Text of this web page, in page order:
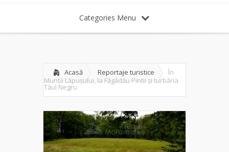
Categories Menu
Acasă Reportaje turistice
În
Munții Lăpușului, la Făgădău Pintii și turbăria
Tăul Negru